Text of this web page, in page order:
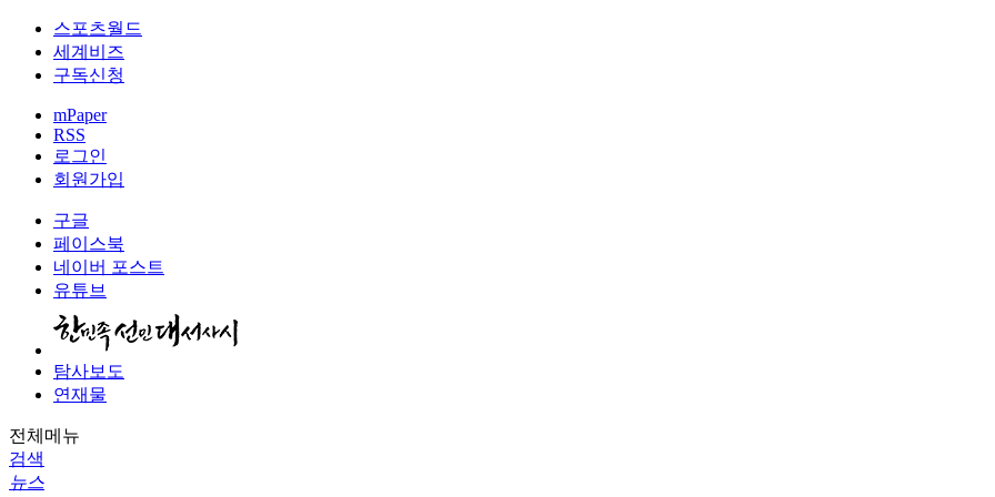
스포츠월드
세계비즈
구독신청
mPaper
RSS
로그인
회원가입
구글
페이스북
네이버 포스트
유튜브
탐사보도
연재물
전체메뉴
검색
뉴스